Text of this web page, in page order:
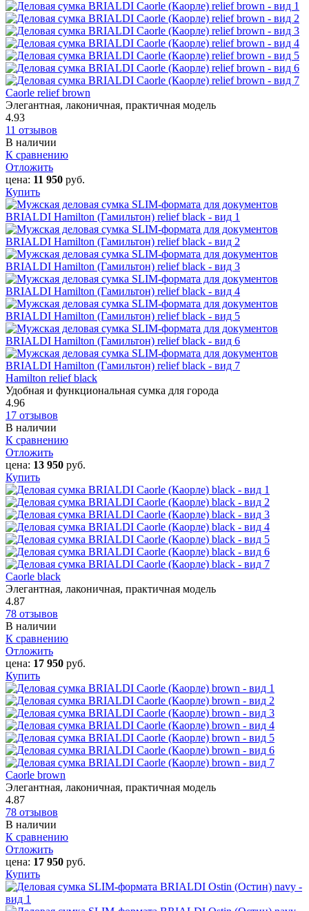
Caorle‎ relief brown
Элегантная, лаконичная, практичная модель
4.93
11 отзывов
В наличии
К сравнению
Отложить
цена: 11 950 руб.
Купить
Hamilton‎ relief black
Удобная и функциональная сумка для города
4.96
17 отзывов
В наличии
К сравнению
Отложить
цена: 13 950 руб.
Купить
Caorle‎ black
Элегантная, лаконичная, практичная модель
4.87
78 отзывов
В наличии
К сравнению
Отложить
цена: 17 950 руб.
Купить
Caorle‎ brown
Элегантная, лаконичная, практичная модель
4.87
78 отзывов
В наличии
К сравнению
Отложить
цена: 17 950 руб.
Купить